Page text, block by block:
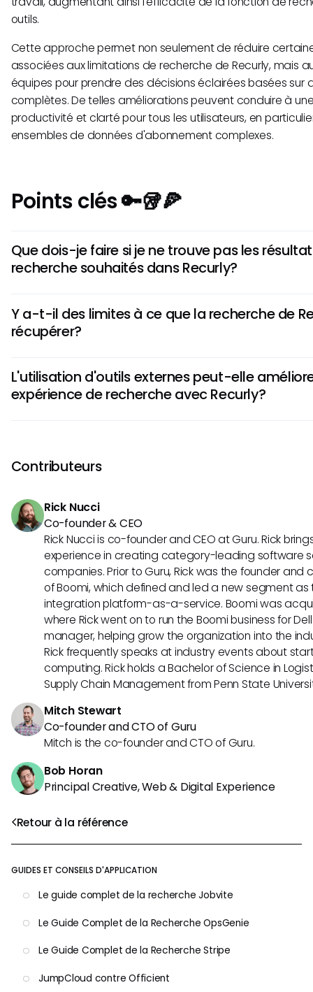
Retour à la référence
GUIDES ET CONSEILS D'APPLICATION
Le guide complet de la recherche Jobvite
Le Guide Complet de la Recherche OpsGenie
Le Guide Complet de la Recherche Stripe
JumpCloud contre Officient
outils.
Cette approche permet non seulement de réduire
associées aux limitations de recherche de Recurly, mais
équipes pour prendre des décisions éclairées basées sur
complètes. De telles améliorations peuvent conduire à
productivité et clarté pour tous les utilisateurs, en
ensembles de données d'abonnement complexes.
Points clés 🔑🥡🍕
Que dois-je faire si je ne trouve pas les
recherche souhaités dans Recurly?
de recherche de manière plus efficace ou de préciser
Parfois, élargir vos mots-clés peut aider à obtenir de
Y a-t-il des limites à ce que la recherche de
récupérer?
avoir des limitations dans la récupération des données
enregistrements spécifiques. Comprendre ces
L'utilisation d'outils externes peut-elle
expérience de recherche avec Recurly?
aux données plus complet. Cela facilite la recherche
par les équipes dans leur flux de travail.
Contributeurs
Rick Nucci
Co-founder & CEO
Rick Nucci is co-founder and CEO at Guru. Rick
experience in creating category-leading software
companies. Prior to Guru, Rick was the founder
of Boomi, which defined and led a new segment
integration platform-as-a-service. Boomi was
where Rick went on to run the Boomi business for
manager, helping grow the organization into the
Rick frequently speaks at industry events about
computing. Rick holds a Bachelor of Science in
Supply Chain Management from Penn State
Mitch Stewart
Co-founder and CTO of Guru
Mitch is the co-founder and CTO of Guru.
Bob Horan
Principal Creative, Web & Digital Experience